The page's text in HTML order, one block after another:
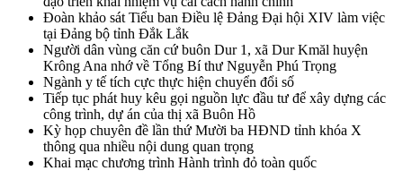
Đoàn khảo sát Tiểu ban Điều lệ Đảng Đại hội XIV làm việc
tại Đảng bộ tỉnh Đắk Lắk
Người dân vùng căn cứ buôn Dur 1, xã Dur Kmăl huyện
Krông Ana nhớ về Tổng Bí thư Nguyễn Phú Trọng
Ngành y tế tích cực thực hiện chuyển đổi số
Tiếp tục phát huy kêu gọi nguồn lực đầu tư để xây dựng các
công trình, dự án của thị xã Buôn Hồ
Kỳ họp chuyên đề lần thứ Mười ba HĐND tỉnh khóa X
thông qua nhiều nội dung quan trọng
Khai mạc chương trình Hành trình đỏ toàn quốc